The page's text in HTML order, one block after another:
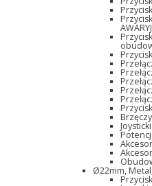
Joysticki
Ø22mm,